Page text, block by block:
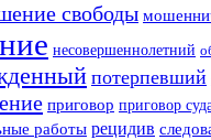
свободы
несовершеннолетний
потерпевший
приговор приговор
работы рецидив